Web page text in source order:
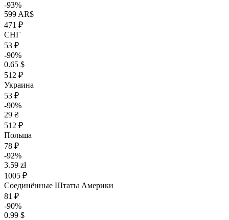
-93%
599 AR$
471 ₽
СНГ
53 ₽
-90%
0.65 $
512 ₽
Украина
53 ₽
-90%
29 ₴
512 ₽
Польша
78 ₽
-92%
3.59 zł
1005 ₽
Соединённые Штаты Америки
81 ₽
-90%
0.99 $